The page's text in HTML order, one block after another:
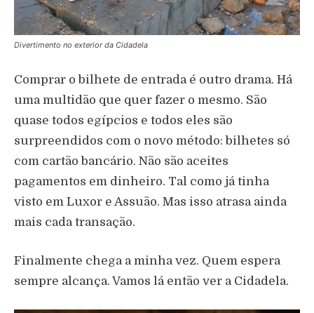
Divertimento no exterior da Cidadela
Comprar o bilhete de entrada é outro drama. Há
uma multidão que quer fazer o mesmo. São
quase todos egípcios e todos eles são
surpreendidos com o novo método: bilhetes só
com cartão bancário. Não são aceites
pagamentos em dinheiro. Tal como já tinha
visto em Luxor e Assuão. Mas isso atrasa ainda
mais cada transação.
Finalmente chega a minha vez. Quem espera
sempre alcança. Vamos lá então ver a Cidadela.